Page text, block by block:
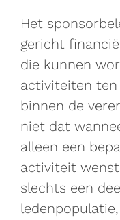
Het
gericht
die kunnen
activiteiten ten
binnen de
niet dat
alleen een
activiteit
slechts een